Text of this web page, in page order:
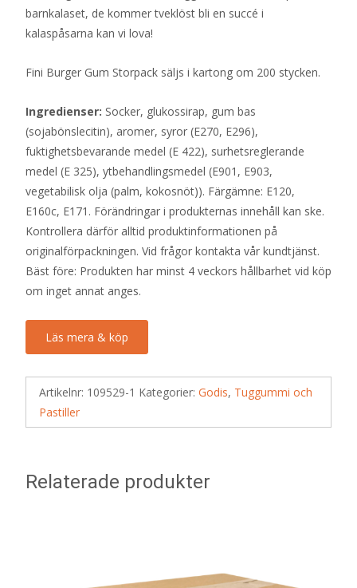
barnkalaset, de kommer tveklöst bli en succé i
kalaspåsarna kan vi lova!
Fini Burger Gum Storpack säljs i kartong om 200 stycken.
Ingredienser: Socker, glukossirap, gum bas
(sojabönslecitin), aromer, syror (E270, E296),
fuktighetsbevarande medel (E 422), surhetsreglerande
medel (E 325), ytbehandlingsmedel (E901, E903,
vegetabilisk olja (palm, kokosnöt)). Färgämne: E120,
E160c, E171. Förändringar i produkternas innehåll kan ske.
Kontrollera därför alltid produktinformationen på
originalförpackningen. Vid frågor kontakta vår kundtjänst.
Bäst före: Produkten har minst 4 veckors hållbarhet vid köp
om inget annat anges.
Läs mera & köp
Artikelnr: 109529-1 Kategorier: Godis, Tuggummi och
Pastiller
Relaterade produkter